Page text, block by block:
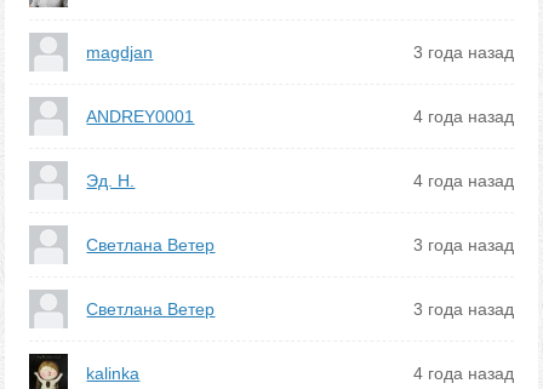
magdjan 3 года назад
ANDREY0001 4 года назад
Эд. Н. 4 года назад
Светлана Ветер 3 года назад
Светлана Ветер 3 года назад
kalinka 4 года назад